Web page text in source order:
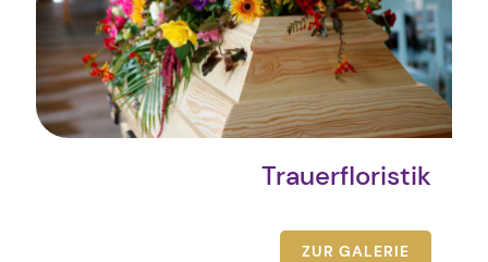
Trauerfloristik
ZUR GALERIE